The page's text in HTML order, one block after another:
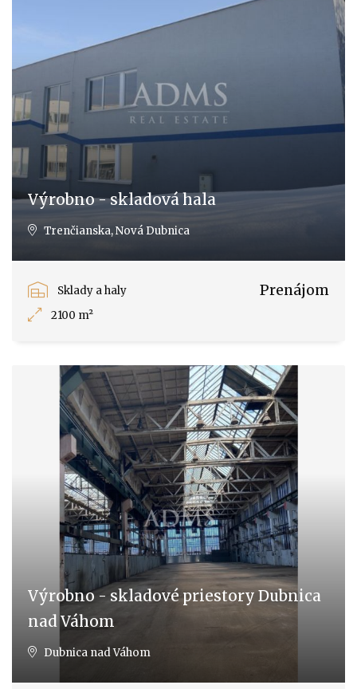
Výrobno - skladová hala
Trenčianska, Nová Dubnica
Sklady a haly
2100 m²
Prenájom
Výrobno - skladové priestory Dubnica
nad Váhom
Dubnica nad Váhom